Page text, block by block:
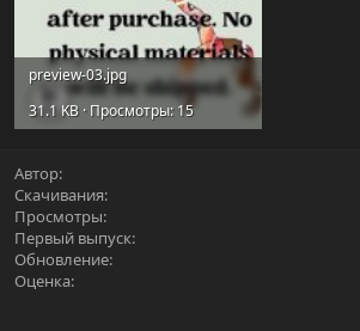
preview-03.jpg
31.1 KB · Просмотры: 15
Автор
Скачивания
Просмотры
Первый выпуск
Обновление
Оценка